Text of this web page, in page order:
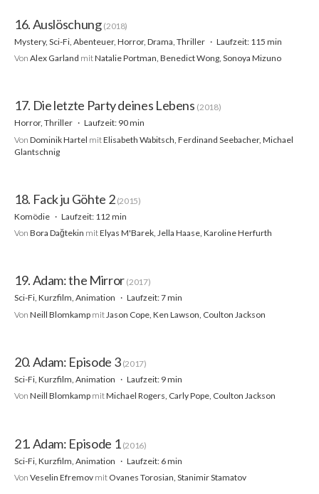
16. Auslöschung (2018)
Mystery, Sci-Fi, Abenteuer, Horror, Drama, Thriller
Laufzeit: 115 min
Von Alex Garland mitNatalie Portman, Benedict Wong, Sonoya Mizuno
17. Die letzte Party deines Lebens (2018)
Horror, Thriller
Laufzeit: 90 min
Von Dominik Hartel mitElisabeth Wabitsch, Ferdinand Seebacher, Michael
Glantschnig
18. Fack ju Göhte 2 (2015)
Komödie
Laufzeit: 112 min
Von Bora Dağtekin mitElyas M'Barek, Jella Haase, Karoline Herfurth
19. Adam: the Mirror (2017)
Sci-Fi, Kurzfilm, Animation
Laufzeit: 7 min
Von Neill Blomkamp mit Jason Cope, Ken Lawson, Coulton Jackson
20. Adam: Episode 3 (2017)
Sci-Fi, Kurzfilm, Animation
Laufzeit: 9 min
Von Neill Blomkamp mitMichael Rogers, Carly Pope, Coulton Jackson
21. Adam: Episode 1 (2016)
Sci-Fi, Kurzfilm, Animation
Laufzeit: 6 min
Von Veselin Efremov mit Ovanes Torosian, Stanimir Stamatov